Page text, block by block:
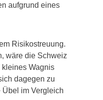
aufgrund eines
Risikostreuung.
wäre die Schweiz
Wagnis
dagegen zu
im Vergleich